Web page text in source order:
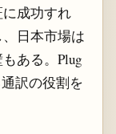
成功すれ
日本市場は
ある。Plug
訳の役割を